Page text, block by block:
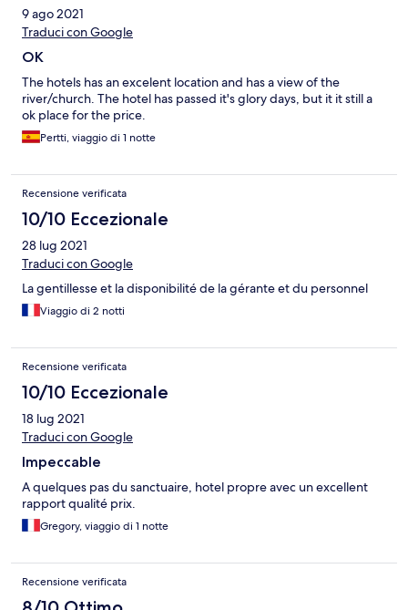
9 ago 2021
Traduci con Google
OK
The hotels has an excelent location and has a view of the
river/church. The hotel has passed it's glory days, but it it still a
ok place for the price.
Pertti, viaggio di 1 notte
Recensione verificata
10/10 Eccezionale
28 lug 2021
Traduci con Google
La gentillesse et la disponibilité de la gérante et du personnel
Viaggio di 2 notti
Recensione verificata
10/10 Eccezionale
18 lug 2021
Traduci con Google
Impeccable
A quelques pas du sanctuaire, hotel propre avec un excellent
rapport qualité prix.
Gregory, viaggio di 1 notte
Recensione verificata